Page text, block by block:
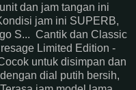
dan jam tangan ini
jam ini SUPERB,
S... Cantik dan Classic
Limited Edition -
untuk disimpan dan
dial putih bersih,